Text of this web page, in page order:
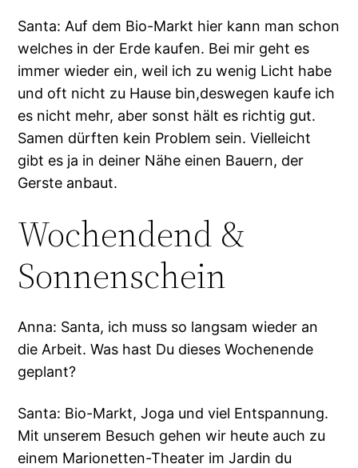
Santa: Auf dem Bio-Markt hier kann man schon
welches in der Erde kaufen. Bei mir geht es
immer wieder ein, weil ich zu wenig Licht habe
und oft nicht zu Hause bin,deswegen kaufe ich
es nicht mehr, aber sonst hält es richtig gut.
Samen dürften kein Problem sein. Vielleicht
gibt es ja in deiner Nähe einen Bauern, der
Gerste anbaut.
Wochendend &
Sonnenschein
Anna: Santa, ich muss so langsam wieder an
die Arbeit. Was hast Du dieses Wochenende
geplant?
Santa: Bio-Markt, Joga und viel Entspannung.
Mit unserem Besuch gehen wir heute auch zu
einem Marionetten-Theater im Jardin du